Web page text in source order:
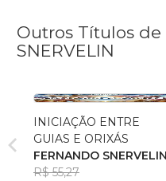
Outros Títulos de
SNERVELIN
INICIAÇÃO ENTRE
GUIAS E ORIXÁS
FERNANDO SNERVELIN
R$ 55,27